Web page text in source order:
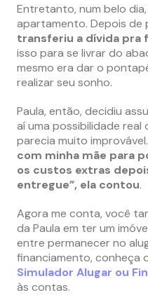
Entretanto, num belo
apartamento. Depois de
transferiu a dívida pra
isso para se livrar do
mesmo era dar o
realizar seu sonho.
Paula, então, decidiu
aí uma possibilidade
parecia muito improvável.
com minha mãe para
os custos extras
entregue”, ela contou.
Agora me conta, você
da Paula em ter um
entre permanecer no
financiamento, conheça
Simulador Alugar ou
às contas.